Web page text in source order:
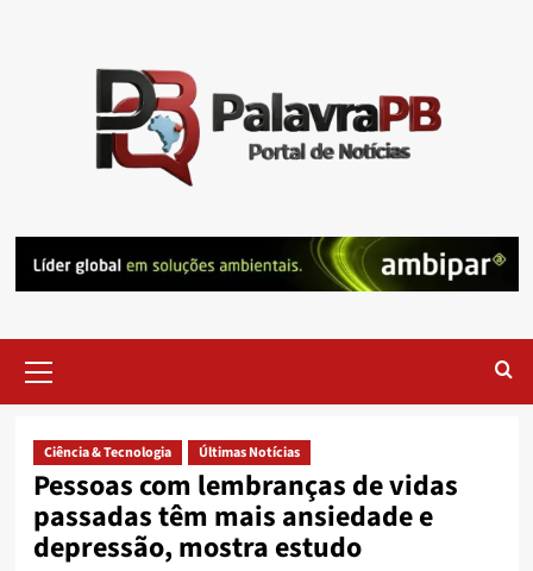
Menu
Ciência & Tecnologia Últimas Notícias
Pessoas com lembranças de vidas
passadas têm mais ansiedade e
depressão, mostra estudo